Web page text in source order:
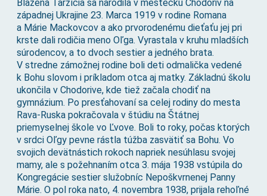
Blažená Tarzícia sa narodila v mestečku Chodoriv na
západnej Ukrajine 23. Marca 1919 v rodine Romana
a Márie Mackovcov a ako prvorodenému dieťaťu jej pri
krste dali rodičia meno Oľga. Vyrastala v kruhu mladších
súrodencov, a to dvoch sestier a jedného brata.
V stredne zámožnej rodine boli deti odmalička vedené
k Bohu slovom i príkladom otca aj matky. Základnú školu
ukončila v Chodorive, kde tiež začala chodiť na
gymnázium. Po presťahovaní sa celej rodiny do mesta
Rava-Ruska pokračovala v štúdiu na Štátnej
priemyselnej škole vo Ľvove. Boli to roky, počas ktorých
v srdci Oľgy pevne rástla túžba zasvätiť sa Bohu. Vo
svojich devätnástich rokoch napriek nesúhlasu svojej
mamy, ale s požehnaním otca 3. mája 1938 vstúpila do
Kongregácie sestier služobníc Nepoškvrnenej Panny
Márie. O pol roka nato, 4. novembra 1938, prijala rehoľné